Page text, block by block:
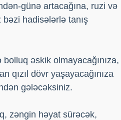
günə artacağına, ruzi və
hadisələrlə tanış
əskik olmayacağınıza,
qızıl dövr yaşayacağınıza
gələcəksiniz.
zəngin həyat sürəcək,